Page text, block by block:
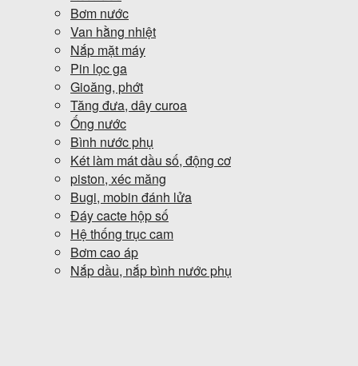
Bơm nước
Van hằng nhiệt
Nắp mặt máy
Pin lọc ga
Gioăng, phớt
Tăng đưa, dây curoa
Ống nước
Bình nước phụ
Két làm mát dầu số, động cơ
piston, xéc măng
Bugi, mobin đánh lửa
Đáy cacte hộp số
Hệ thống trục cam
Bơm cao áp
Nắp dầu, nắp bình nước phụ